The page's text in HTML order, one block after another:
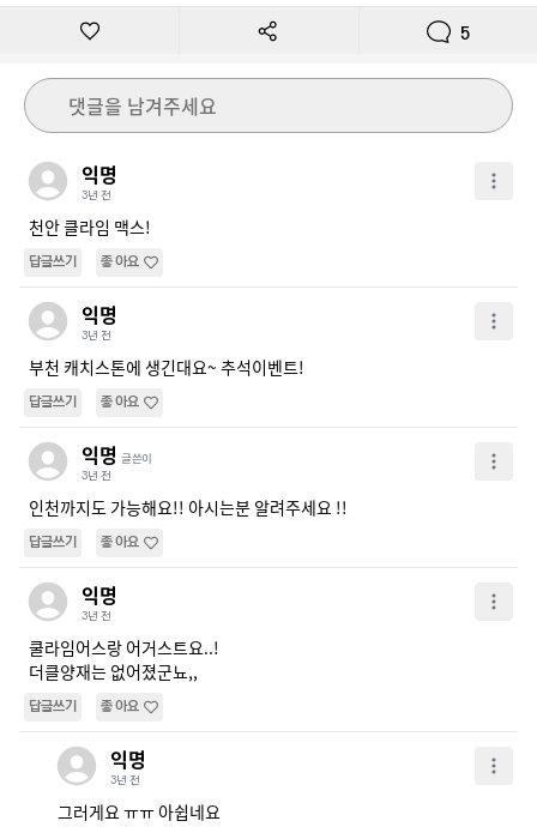
5
댓글을 남겨주세요
익명
3년 전
천안 클라임 맥스!
답글쓰기 좋아요
익명
3년 전
부천 캐치스톤에 생긴대요~ 추석이벤트!
답글쓰기 좋아요
익명 글쓴이
3년 전
인천까지도 가능해요!! 아시는분 알려주세요 !!
답글쓰기 좋아요
익명
3년 전
쿨라임어스랑 어거스트요..!
더클양재는 없어졌군뇨,,
답글쓰기 좋아요
익명
3년 전
그러게요 ㅠㅠ 아쉽네요